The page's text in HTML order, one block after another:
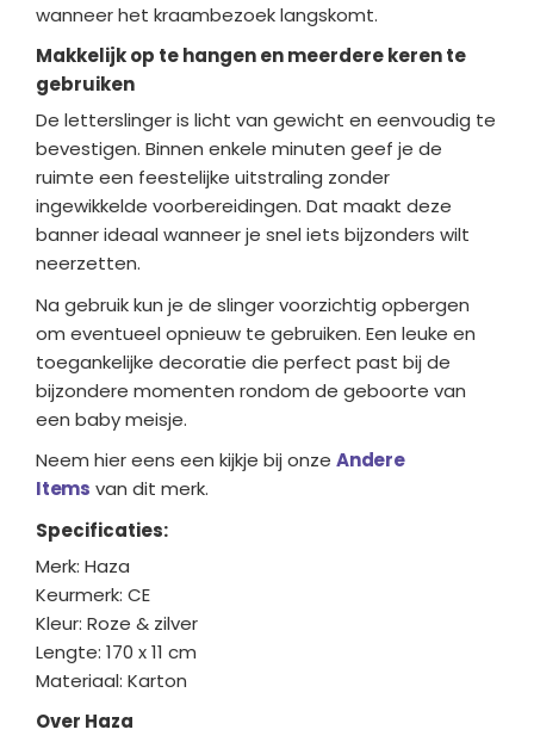
wanneer het kraambezoek langskomt.
Makkelijk op te hangen en meerdere keren te
gebruiken
De letterslinger is licht van gewicht en eenvoudig te
bevestigen. Binnen enkele minuten geef je de
ruimte een feestelijke uitstraling zonder
ingewikkelde voorbereidingen. Dat maakt deze
banner ideaal wanneer je snel iets bijzonders wilt
neerzetten.
Na gebruik kun je de slinger voorzichtig opbergen
om eventueel opnieuw te gebruiken. Een leuke en
toegankelijke decoratie die perfect past bij de
bijzondere momenten rondom de geboorte van
een baby meisje.
Neem hier eens een kijkje bij onze Andere
Items van dit merk.
Specificaties:
Merk: Haza
Keurmerk: CE
Kleur: Roze & zilver
Lengte: 170 x 11 cm
Materiaal: Karton
Over Haza